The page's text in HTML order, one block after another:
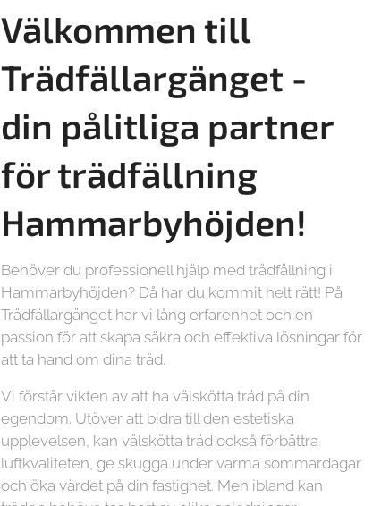
Välkommen till
Trädfällargänget -
din pålitliga partner
för trädfällning
Hammarbyhöjden!
Behöver du professionell hjälp med trädfällning i
Hammarbyhöjden? Då har du kommit helt rätt! På
Trädfällargänget har vi lång erfarenhet och en
passion för att skapa säkra och effektiva lösningar för
att ta hand om dina träd.
Vi förstår vikten av att ha välskötta träd på din
egendom. Utöver att bidra till den estetiska
upplevelsen, kan välskötta träd också förbättra
luftkvaliteten, ge skugga under varma sommardagar
och öka värdet på din fastighet. Men ibland kan